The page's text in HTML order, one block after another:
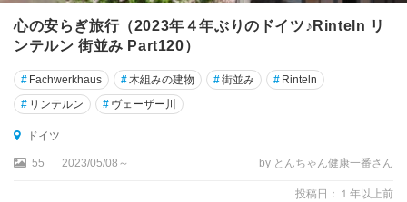
フ
ッ
セ
カ
心の安らぎ旅行（2023年４年ぶりのドイツ♪Rinteln リ
ンテルン 街並み Part120）
# Fachwerkhaus # 木組みの建物 #街並み # Rinteln
# リンテルン # ヴェーザー川
ドイツ
55 2023/05/08～ by とんちゃん健康一番さん
投稿日：１年以上前